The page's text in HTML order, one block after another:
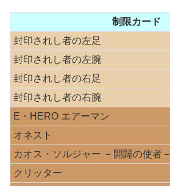
制限カード
封印されし者の左足
封印されし者の左腕
封印されし者の右足
封印されし者の右腕
E・HERO エアーマン
オネスト
カオス・ソルジャー －開闢の使者－
クリッター